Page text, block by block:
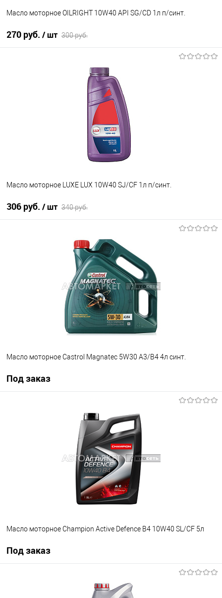
Масло моторное OILRIGHT 10W40 API SG/CD 1л п/синт.
270 руб. / шт 300 руб.
Масло моторное LUXE LUX 10W40 SJ/CF 1л п/cинт.
306 руб. / шт 340 руб.
В наличии
Масло моторное Castrol Magnatec 5W30 A3/B4 4л синт.
Под заказ
Под заказ
Масло моторное Champion Active Defence B4 10W40 SL/CF 5л
Под заказ